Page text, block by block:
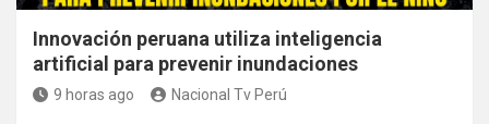
Innovación peruana utiliza inteligencia
artificial para prevenir inundaciones
9 horas ago Nacional Tv Perú